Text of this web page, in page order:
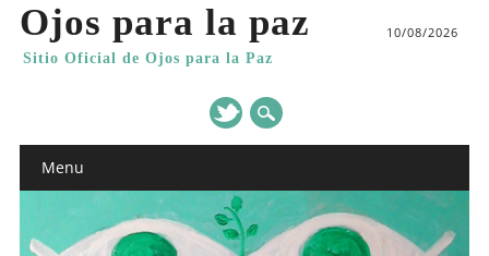
Ojos para la paz
Sitio Oficial de Ojos para la Paz
10/08/2026
Main menu
Menu